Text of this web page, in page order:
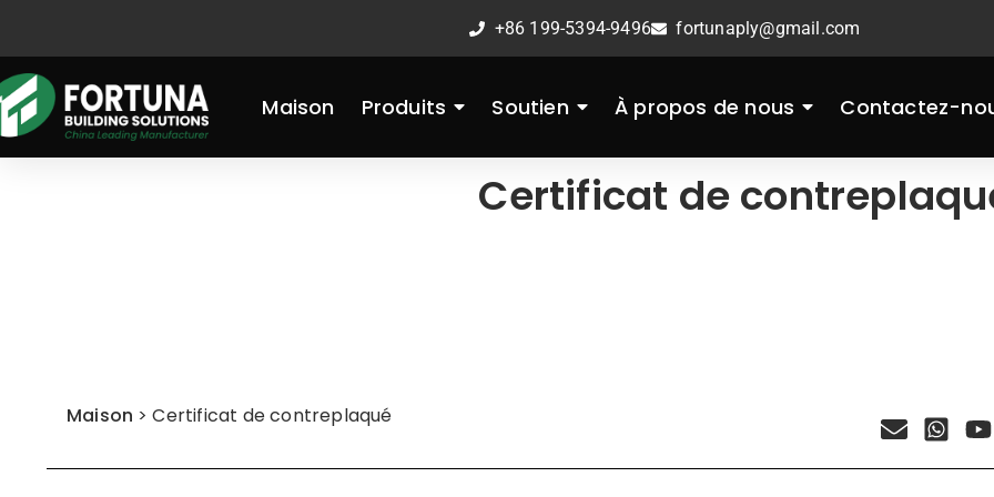
contenu
+86 199-5394-9496 fortunaply@gmail.com
Maison Produits Soutien À propos de nous Contactez-
Certificat de
Maison > Certificat de contreplaqué